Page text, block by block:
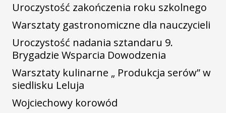
Uroczystość zakończenia roku szkolnego
Warsztaty gastronomiczne dla nauczycieli
Uroczystość nadania sztandaru 9.
Brygadzie Wsparcia Dowodzenia
Warsztaty kulinarne „ Produkcja serów” w
siedlisku Leluja
Wojciechowy korowód